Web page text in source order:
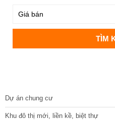
Dự án chung cư
Khu đô thị mới, liền kề, biệt thự